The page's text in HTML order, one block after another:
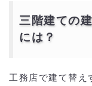
三階建ての
には？
工務店で建て替